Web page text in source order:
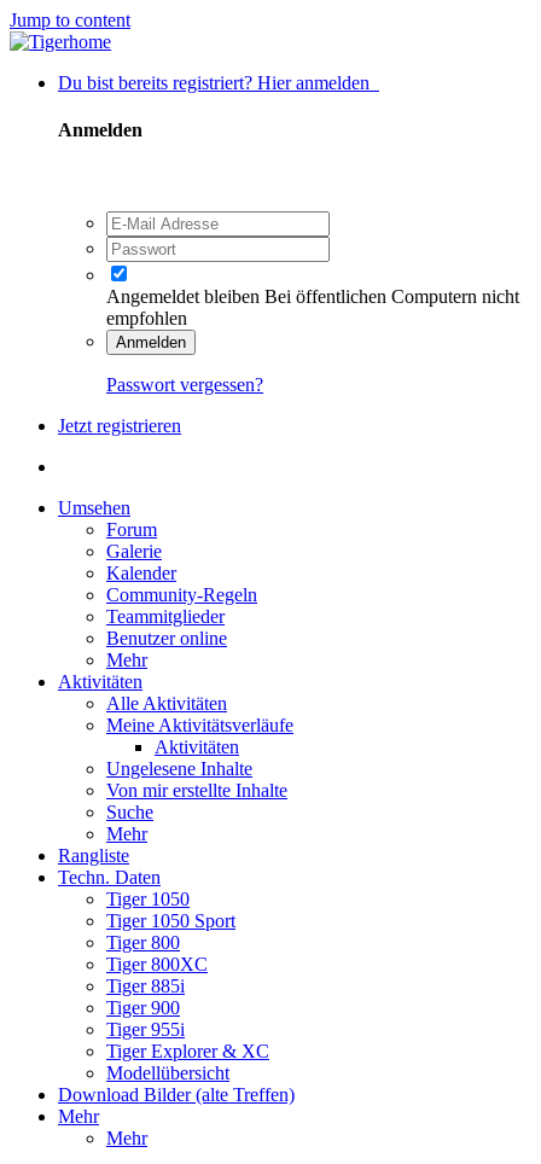
Jump to content
Du bist bereits registriert? Hier anmelden
Anmelden
Angemeldet bleiben Bei öffentlichen Computern nicht
empfohlen
Anmelden
Passwort vergessen?
Jetzt registrieren
Umsehen
Forum
Galerie
Kalender
Community-Regeln
Teammitglieder
Benutzer online
Mehr
Aktivitäten
Alle Aktivitäten
Meine Aktivitätsverläufe
Aktivitäten
Ungelesene Inhalte
Von mir erstellte Inhalte
Suche
Mehr
Rangliste
Techn. Daten
Tiger 1050
Tiger 1050 Sport
Tiger 800
Tiger 800XC
Tiger 885i
Tiger 900
Tiger 955i
Tiger Explorer & XC
Modellübersicht
Download Bilder (alte Treffen)
Mehr
Mehr